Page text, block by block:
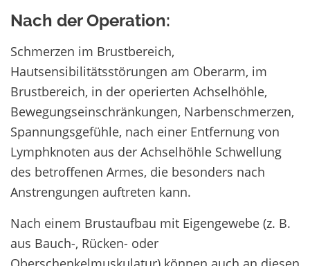
Nach der Operation:
Schmerzen im Brustbereich,
Hautsensibilitätsstörungen am Oberarm, im
Brustbereich, in der operierten Achselhöhle,
Bewegungseinschränkungen, Narbenschmerzen,
Spannungsgefühle, nach einer Entfernung von
Lymphknoten aus der Achselhöhle Schwellung
des betroffenen Armes, die besonders nach
Anstrengungen auftreten kann.
Nach einem Brustaufbau mit Eigengewebe (z. B.
aus Bauch-, Rücken- oder